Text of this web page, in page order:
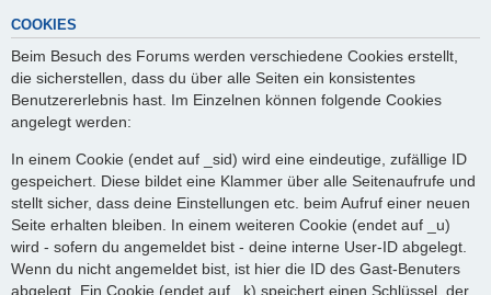
COOKIES
Beim Besuch des Forums werden verschiedene Cookies erstellt,
die sicherstellen, dass du über alle Seiten ein konsistentes
Benutzererlebnis hast. Im Einzelnen können folgende Cookies
angelegt werden:
In einem Cookie (endet auf _sid) wird eine eindeutige, zufällige ID
gespeichert. Diese bildet eine Klammer über alle Seitenaufrufe und
stellt sicher, dass deine Einstellungen etc. beim Aufruf einer neuen
Seite erhalten bleiben. In einem weiteren Cookie (endet auf _u)
wird - sofern du angemeldet bist - deine interne User-ID abgelegt.
Wenn du nicht angemeldet bist, ist hier die ID des Gast-Benuters
abgelegt. Ein Cookie (endet auf _k) speichert einen Schlüssel, der